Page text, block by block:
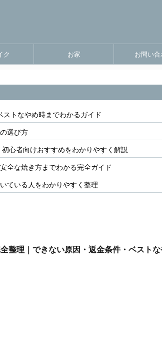
ク お家 お問い
トなやめ時までわかるガイド
選び方
心者向けおすすめをわかりやすく解説
全な焼き方までわかる完全ガイド
ている人をわかりやすく整理
整理｜できない原因・返金条件・ベスト